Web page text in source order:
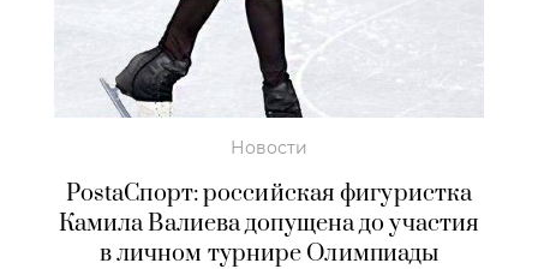
Новости
PostaСпорт: российская фигуристка
Камила Валиева допущена до участия
в личном турнире Олимпиады